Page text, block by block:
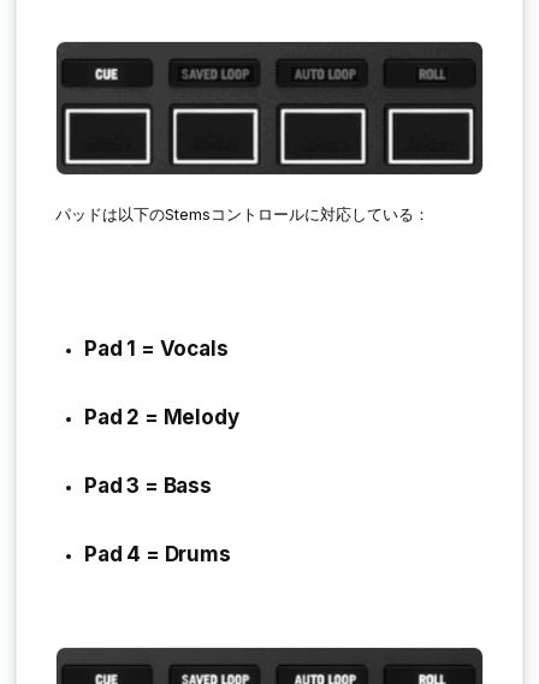
パッドは以下のStemsコントロールに対応している：
Pad 1 = Vocals
Pad 2 = Melody
Pad 3 = Bass
Pad 4 = Drums